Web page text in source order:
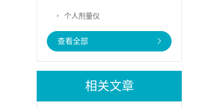
个人剂量仪
查看全部
相关文章